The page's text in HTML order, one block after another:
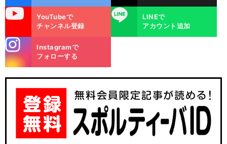
YouTubeで
チャンネル登録
LINE
LINEで
アカウント追加
m
Instagramで
フォローする